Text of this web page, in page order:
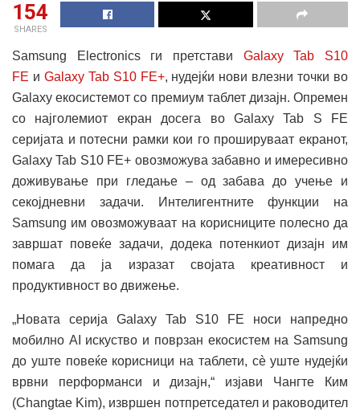
154
SHARES
Samsung Electronics ги претстави Galaxy Tab S10
FE и Galaxy Tab S10 FE+, нудејќи нови влезни точки во
Galaxy екосистемот со премиум таблет дизајн. Опремен
со најголемиот екран досега во Galaxy Tab S FE
серијата и потесни рамки кои го прошируваат екранот,
Galaxy Tab S10 FE+ овозможува забавно и имересивно
доживување при гледање – од забава до учење и
секојдневни задачи. Интелигентните функции на
Samsung им овозможуваат на корисниците полесно да
завршат повеќе задачи, додека потенкиот дизајн им
помага да ја изразат својата креативност и
продуктивност во движење.
„Новата серија Galaxy Tab S10 FE носи напредно
мобилно AI искуство и поврзан екосистем на Samsung
до уште повеќе корисници на таблети, сè уште нудејќи
врвни перформанси и дизајн,“ изјави Чангте Ким
(Changtae Kim), извршен потпретседател и раководител